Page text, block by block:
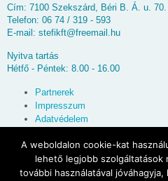
Cím: 7100 Szekszárd, Béri B. Á. u. 70.
Telefon: 06 74 / 319 - 593
E-mail: stefikft@freemail.hu
Nyitva tartás
Hétfő - Péntek: 8.00 - 16.00
Partnerek
Impresszum
Adatvédelem
© 2026Stefi
A weboldalon cookie-kat
lehető legjobb szolgáltatások
további használatával